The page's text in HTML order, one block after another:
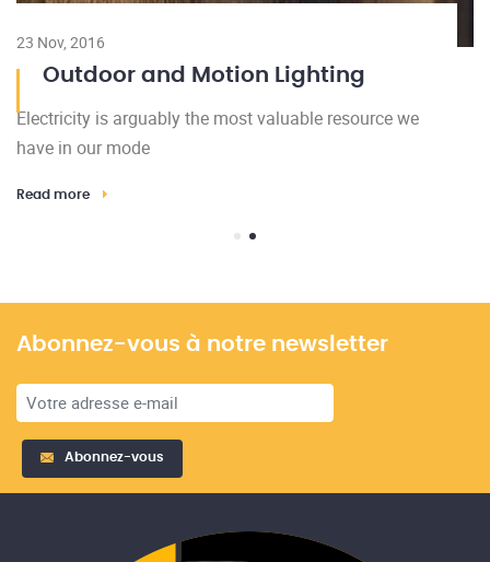
23 Nov, 2016
Outdoor and Motion Lighting
Electricity is arguably the most valuable resource we
have in our mode
Read more
Abonnez-vous à notre newsletter
Abonnez-vous